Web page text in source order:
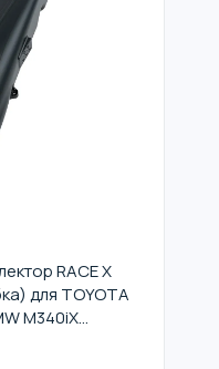
RACE X
для TOYOTA
M340iX